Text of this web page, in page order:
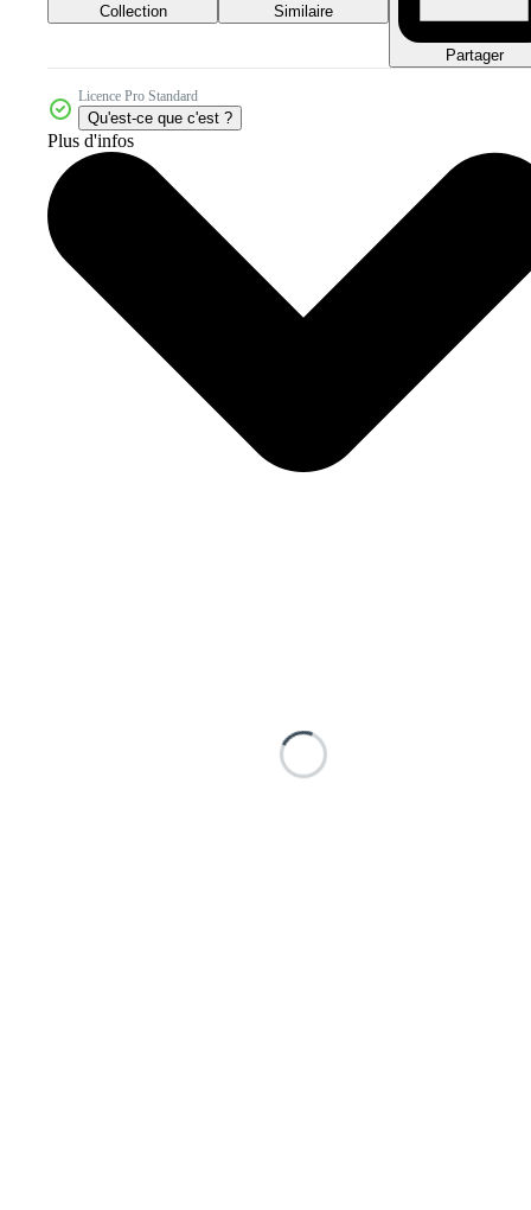
Collection Similaire
Partager
Licence Pro Standard
Qu'est-ce que c'est ?
Plus d'infos